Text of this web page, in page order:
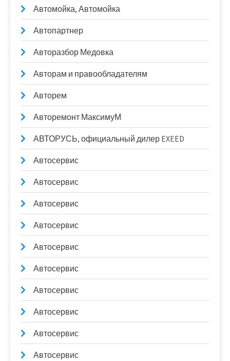
Автомойка, Автомойка
Автопартнер
Авторазбор Медовка
Авторам и правообладателям
Авторем
Авторемонт МаксимуМ
АВТОРУСЬ, официальный дилер EXEED
Автосервис
Автосервис
Автосервис
Автосервис
Автосервис
Автосервис
Автосервис
Автосервис
Автосервис
Автосервис